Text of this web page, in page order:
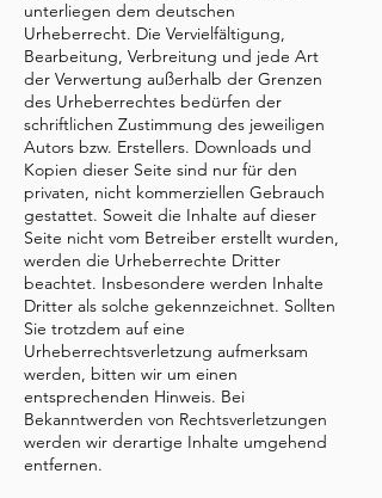
unterliegen dem deutschen
Urheberrecht. Die Vervielfältigung,
Bearbeitung, Verbreitung und jede Art
der Verwertung außerhalb der Grenzen
des Urheberrechtes bedürfen der
schriftlichen Zustimmung des jeweiligen
Autors bzw. Erstellers. Downloads und
Kopien dieser Seite sind nur für den
privaten, nicht kommerziellen Gebrauch
gestattet. Soweit die Inhalte auf dieser
Seite nicht vom Betreiber erstellt wurden,
werden die Urheberrechte Dritter
beachtet. Insbesondere werden Inhalte
Dritter als solche gekennzeichnet. Sollten
Sie trotzdem auf eine
Urheberrechtsverletzung aufmerksam
werden, bitten wir um einen
entsprechenden Hinweis. Bei
Bekanntwerden von Rechtsverletzungen
werden wir derartige Inhalte umgehend
entfernen.